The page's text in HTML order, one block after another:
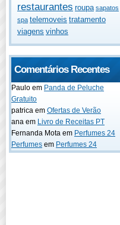
restaurantes roupa sapatos
spa telemoveis tratamento
viagens vinhos
Comentários Recentes
Paulo em Panda de Peluche
Gratuito
patrica em Ofertas de Verão
ana em Livro de Receitas PT
Fernanda Mota em Perfumes 24
Perfumes em Perfumes 24